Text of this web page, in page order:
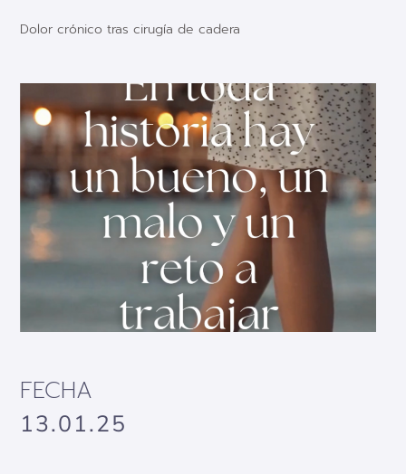
Dolor crónico tras cirugía de cadera
FECHA
13.01.25